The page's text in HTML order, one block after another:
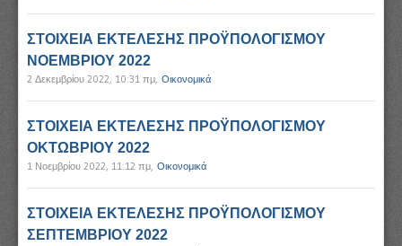
ΣΤΟΙΧΕΙΑ ΕΚΤΕΛΕΣΗΣ ΠΡΟΫΠΟΛΟΓΙΣΜΟΥ
ΝΟΕΜΒΡΙΟΥ 2022
2 Δεκεμβρίου 2022, 10:31 πμ, Οικονομικά
ΣΤΟΙΧΕΙΑ ΕΚΤΕΛΕΣΗΣ ΠΡΟΫΠΟΛΟΓΙΣΜΟΥ
ΟΚΤΩΒΡΙΟΥ 2022
1 Νοεμβρίου 2022, 11:12 πμ, Οικονομικά
ΣΤΟΙΧΕΙΑ ΕΚΤΕΛΕΣΗΣ ΠΡΟΫΠΟΛΟΓΙΣΜΟΥ
ΣΕΠΤΕΜΒΡΙΟΥ 2022